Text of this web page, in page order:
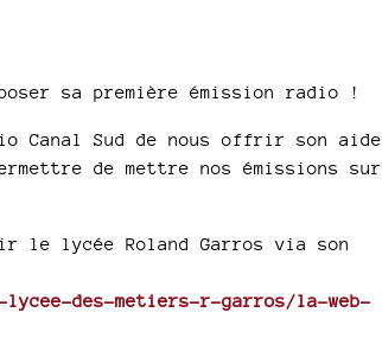
sa première émission radio !
Canal Sud de nous offrir son aide
de mettre nos émissions sur
le lycée Roland Garros via son
des-metiers-r-garros/la-web-